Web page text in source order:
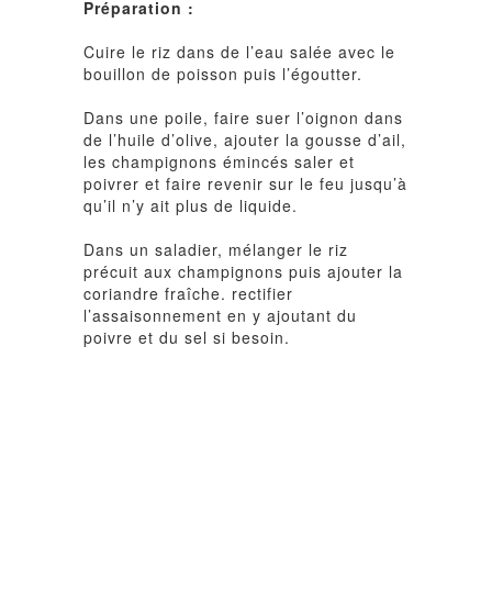
Préparation :
Cuire le riz dans de l’eau salée avec le
bouillon de poisson puis l’égoutter.
Dans une poile, faire suer l’oignon dans
de l’huile d’olive, ajouter la gousse d’ail,
les champignons émincés saler et
poivrer et faire revenir sur le feu jusqu’à
qu’il n’y ait plus de liquide.
Dans un saladier, mélanger le riz
précuit aux champignons puis ajouter la
coriandre fraîche. rectifier
l’assaisonnement en y ajoutant du
poivre et du sel si besoin.